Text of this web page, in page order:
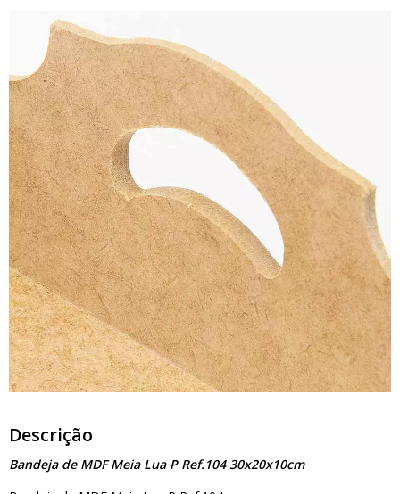
Descrição
Bandeja de MDF Meia Lua P Ref.104 30x20x10cm